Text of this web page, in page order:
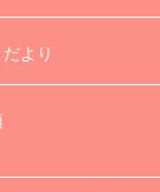
より